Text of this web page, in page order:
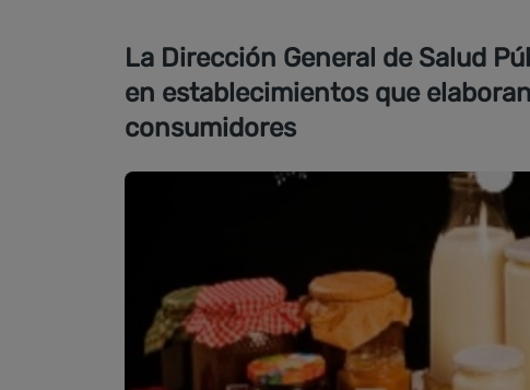
La Dirección General de Salud
en establecimientos que
consumidores